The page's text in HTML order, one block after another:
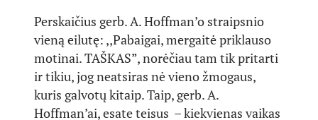
Perskaičius gerb. A. Hoffman’o straipsnio
vieną eilutę: ,,Pabaigai, mergaitė priklauso
motinai. TAŠKAS”, norėčiau tam tik pritarti
ir tikiu, jog neatsiras nė vieno žmogaus,
kuris galvotų kitaip. Taip, gerb. A.
Hoffman’ai, esate teisus – kiekvienas vaikas